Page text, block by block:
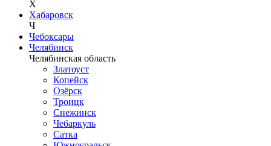
Х
Хабаровск
Ч
Чебоксары
Челябинск
Челябинская область
Златоуст
Копейск
Озёрск
Троицк
Снежинск
Чебаркуль
Сатка